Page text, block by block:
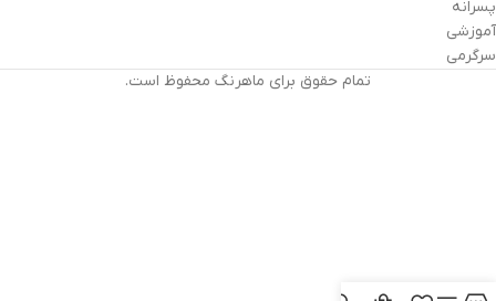
پسرانه
آموزشی
سرگرمی
تمام حقوق برای ماهرنگ محفوظ است.